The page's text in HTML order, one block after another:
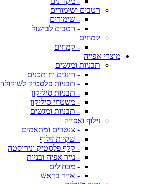
רטבים ושימורים
- שימורים
- רטבים לבישול
קמחים
- קמחים
מוצרי אפייה
תבניות ומגשים
- רינגים וחותכנים
- תבניות פלסטיק לשוקולד
- תבניות סיליקון
- משטחי סיליקון
- תבניות ומגשים
זילוף ואפייה
- צנטרים ומתאמים
- שקיות זילוף
- קלף פלסטיק ונירוסטה
- נייר אפיה ובניות
- מכחולים
- אייר בראש